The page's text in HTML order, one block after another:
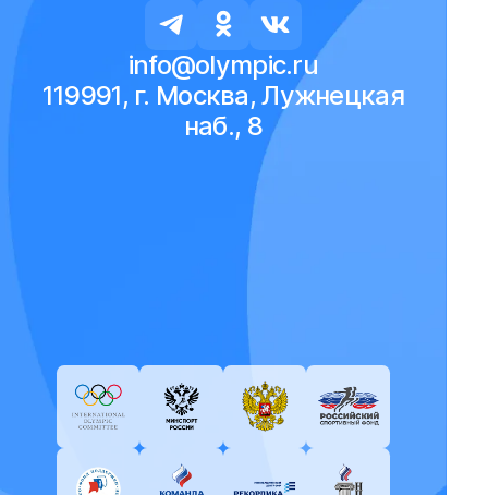
info@olympic.ru
119991, г. Москва, Лужнецкая
наб., 8